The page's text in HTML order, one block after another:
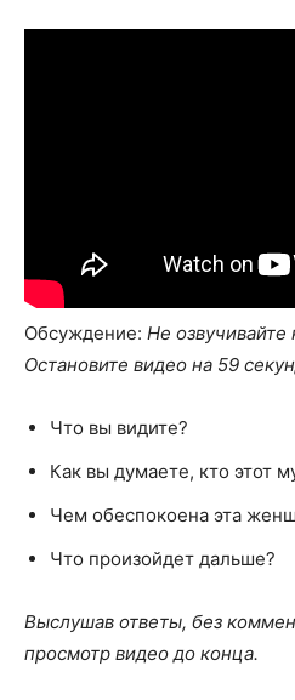
Обсуждение: Не озвучивайте
Остановите видео на 59
Что вы видите?
Как вы думаете, кто этот
Чем обеспокоена эта
Что произойдет дальше?
Выслушав ответы, без
просмотр видео до конца.